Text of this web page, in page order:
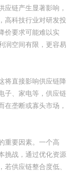
应链产生显著影响，
高科技行业对研发投
价要求可能难以实
润空间有限，更容易
将直接影响供应链降
子、家电等，供应链
在垄断或寡头市场，
重要因素。一个高
挑战，通过优化资源
供应链整合度低、